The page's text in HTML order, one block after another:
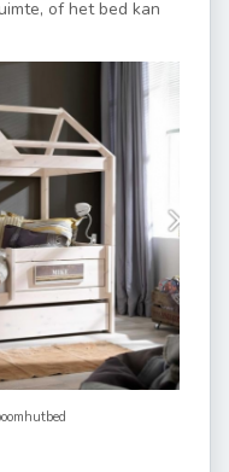
of het bed kan